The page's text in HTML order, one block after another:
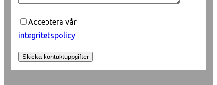
Acceptera vår
integritetspolicy